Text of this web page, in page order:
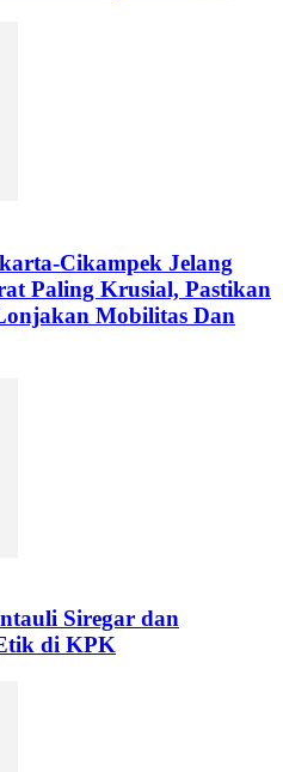
Cikampek Jelang
Paling Krusial, Pastikan
Mobilitas Dan
Siregar dan
di KPK